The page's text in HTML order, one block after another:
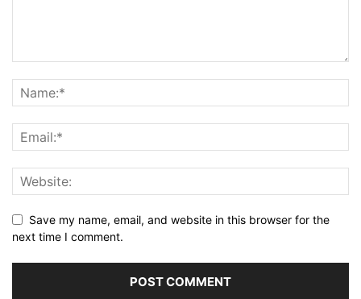
Save my name, email, and website in this browser for the
next time I comment.